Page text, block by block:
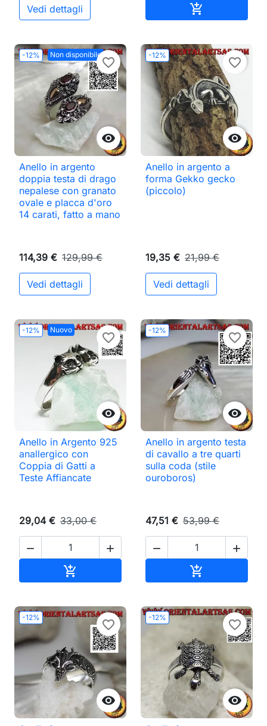
Vedi dettagli 
-12% Non disponibile

favorite_border
Anello in argento
doppia testa di drago
nepalese con granato
ovale e placca d'oro
14 carati, fatto a mano
114,39 € 129,99 €
Vedi dettagli
-12%

favorite_border
Anello in argento a
forma Gekko gecko
(piccolo)
19,35 € 21,99 €
Vedi dettagli
-12% Nuovo

favorite_border
Anello in Argento 925
anallergico con
Coppia di Gatti a
Teste Affiancate
29,04 € 33,00 €
 

-12%

favorite_border
Anello in argento testa
di cavallo a tre quarti
sulla coda (stile
ouroboros)
47,51 € 53,99 €
 

-12%

favorite_border
-12%

favorite_border